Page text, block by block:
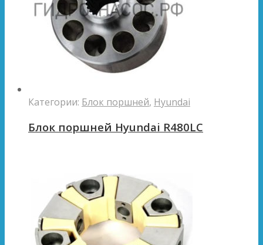
Категории: Блок поршней, Hyundai
Блок поршней Hyundai R480LC